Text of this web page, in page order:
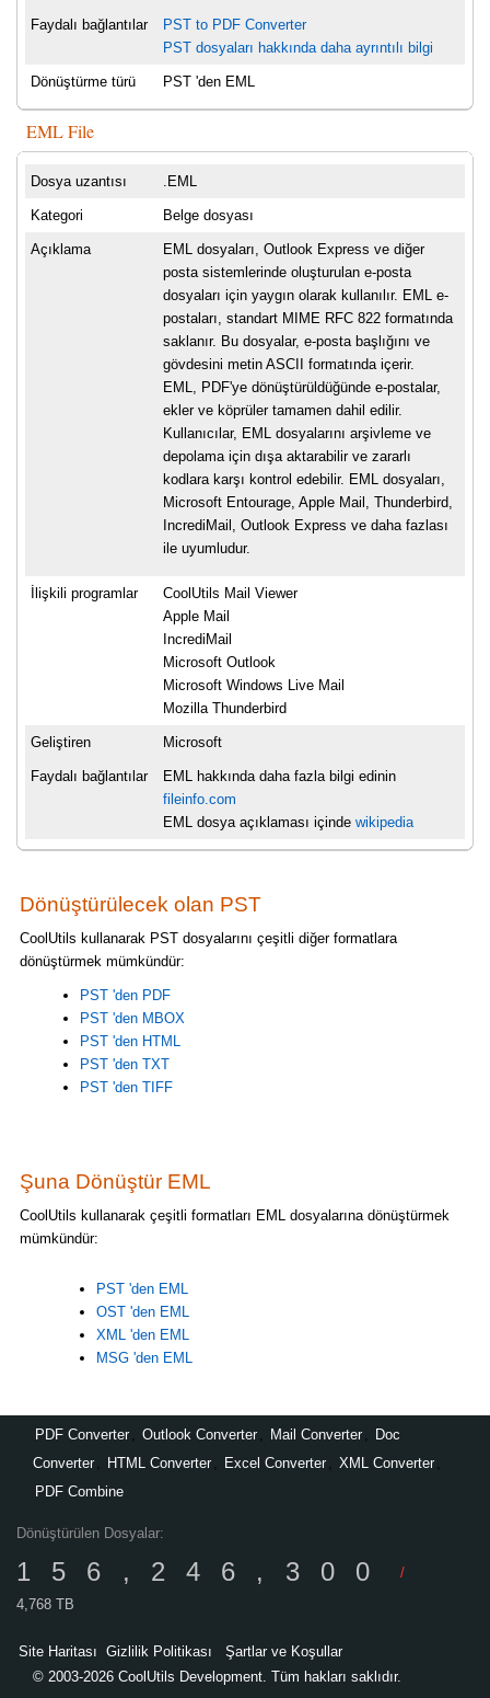
Faydalı bağlantılar
PST to PDF Converter
PST dosyaları hakkında daha ayrıntılı bilgi
Dönüştürme türü PST 'den EML
EML File
Dosya uzantısı .EML
Kategori Belge dosyası
Açıklama
EML dosyaları, Outlook Express ve diğer
posta sistemlerinde oluşturulan e-posta
dosyaları için yaygın olarak kullanılır. EML e-
postaları, standart MIME RFC 822 formatında
saklanır. Bu dosyalar, e-posta başlığını ve
gövdesini metin ASCII formatında içerir.
EML, PDF'ye dönüştürüldüğünde e-postalar,
ekler ve köprüler tamamen dahil edilir.
Kullanıcılar, EML dosyalarını arşivleme ve
depolama için dışa aktarabilir ve zararlı
kodlara karşı kontrol edebilir. EML dosyaları,
Microsoft Entourage, Apple Mail, Thunderbird,
IncrediMail, Outlook Express ve daha fazlası
ile uyumludur.
İlişkili programlar
CoolUtils Mail Viewer
Apple Mail
IncrediMail
Microsoft Outlook
Microsoft Windows Live Mail
Mozilla Thunderbird
Geliştiren Microsoft
Faydalı bağlantılar
EML hakkında daha fazla bilgi edinin
fileinfo.com
EML dosya açıklaması içinde wikipedia
Dönüştürülecek olan PST
CoolUtils kullanarak PST dosyalarını çeşitli diğer formatlara
dönüştürmek mümkündür:
PST 'den PDF
PST 'den MBOX
PST 'den HTML
PST 'den TXT
PST 'den TIFF
Şuna Dönüştür EML
CoolUtils kullanarak çeşitli formatları EML dosyalarına dönüştürmek
mümkündür:
PST 'den EML
OST 'den EML
XML 'den EML
MSG 'den EML
PDF Converter Outlook Converter Mail Converter
Doc
Converter
HTML Converter Excel Converter XML Converter
PDF Combine
Dönüştürülen Dosyalar:
156,246,300
/
4,768 TB
Site Haritası Gizlilik Politikası
Şartlar ve Koşullar
© 2003-2026 CoolUtils Development. Tüm hakları saklıdır.